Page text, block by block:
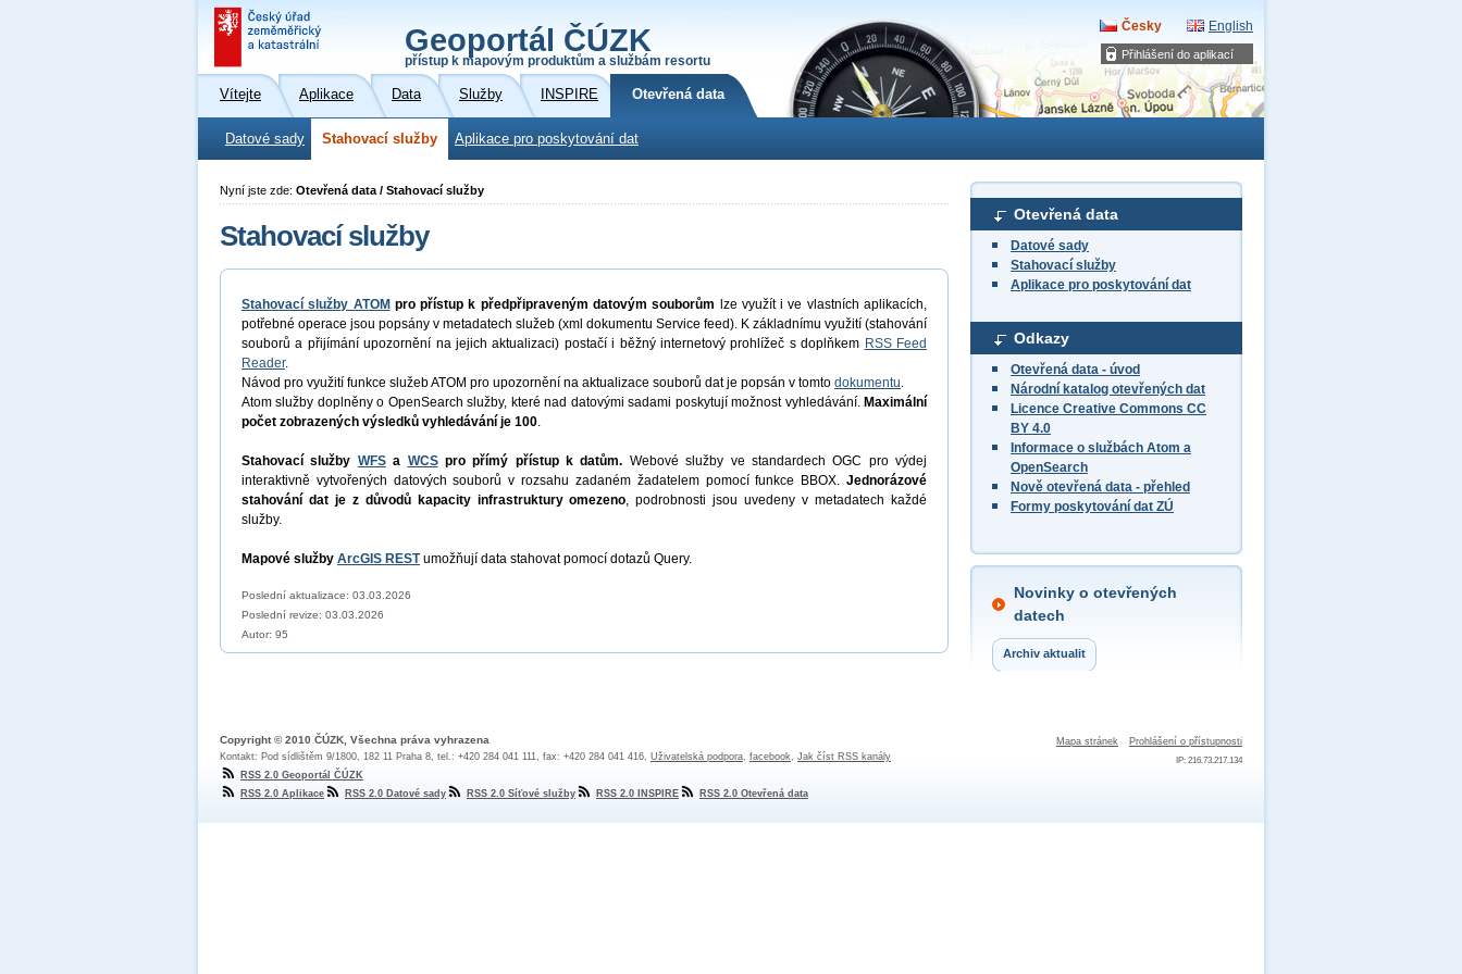
Přihlášení do aplikací
Geoportál ČÚZK
přístup k mapovým produktům a službám resortu
Česky English
Vítejte Aplikace Data Služby INSPIRE Otevřená data
Datové sady Stahovací služby Aplikace pro poskytování dat
Otevřená data
Datové sady
Stahovací služby
Aplikace pro poskytování dat
Odkazy
Otevřená data - úvod
Národní katalog otevřených dat
Licence Creative Commons CC
BY 4.0
Informace o službách Atom a
OpenSearch
Nově otevřená data - přehled
Formy poskytování dat ZÚ
Novinky o otevřených
datech
Archiv aktualit
Nyní jste zde: Otevřená data / Stahovací služby
Stahovací služby
Stahovací služby ATOM pro přístup k předpřipraveným datovým souborům lze využít i ve vlastních aplikacích,
potřebné operace jsou popsány v metadatech služeb (xml dokumentu Service feed). K základnímu využití (stahování
souborů a přijímání upozornění na jejich aktualizaci) postačí i běžný internetový prohlížeč s doplňkem RSS Feed
Reader.
Návod pro využití funkce služeb ATOM pro upozornění na aktualizace souborů dat je popsán v tomto dokumentu.
Atom služby doplněny o OpenSearch služby, které nad datovými sadami poskytují možnost vyhledávání. Maximální
počet zobrazených výsledků vyhledávání je 100.
Stahovací služby WFSa WCSpro přímý přístup k datům. Webové služby ve standardech OGC pro výdej
interaktivně vytvořených datových souborů v rozsahu zadaném žadatelem pomocí funkce BBOX. Jednorázové
stahování dat je z důvodů kapacity infrastruktury omezeno, podrobnosti jsou uvedeny v metadatech každé
služby.
Mapové služby ArcGIS RESTumožňují data stahovat pomocí dotazů Query.
Poslední aktualizace: 03.03.2026
Poslední revize: 03.03.2026
Autor: 95
Mapa stránek Prohlášení o přístupnosti
IP: 216.73.217.134
Copyright © 2010 ČÚZK, Všechna práva vyhrazena
Kontakt: Pod sídlištěm 9/1800, 182 11 Praha 8, tel.: +420 284 041 111, fax: +420 284 041 416, Uživatelská podpora, facebook, Jak číst RSS kanály
RSS 2.0 Geoportál ČÚZK
RSS 2.0 Aplikace
RSS 2.0 Datové sady RSS 2.0 Síťové služby RSS 2.0 INSPIRE RSS 2.0 Otevřená data